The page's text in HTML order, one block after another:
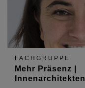
FACHGRUPPE
Mehr Präsenz |
Innenarchitekten